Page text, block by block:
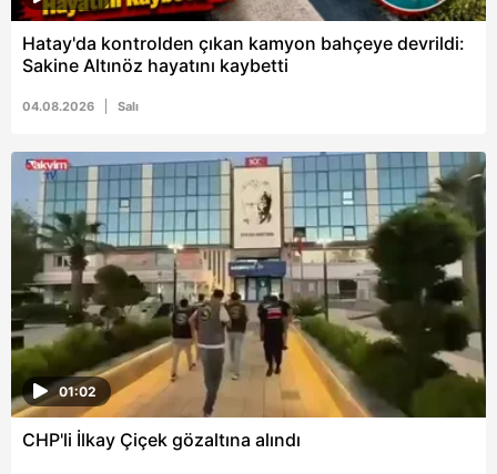
Hatay'da kontrolden çıkan kamyon bahçeye devrildi:
Sakine Altınöz hayatını kaybetti
04.08.2026 Salı
01:02
CHP'li İlkay Çiçek gözaltına alındı